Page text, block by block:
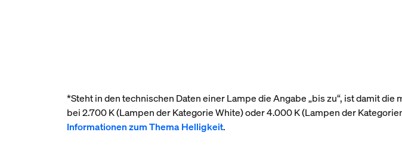
*Steht in den technischen Daten einer Lampe die Angabe „bis zu“, ist damit
bei 2.700 K (Lampen der Kategorie White) oder 4.000 K (Lampen der
Informationen zum Thema Helligkeit.